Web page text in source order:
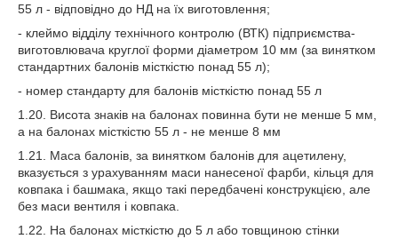
55 л - відповідно до НД на їх виготовлення;
- клеймо відділу технічного контролю (ВТК) підприємства-
виготовлювача круглої форми діаметром 10 мм (за винятком
стандартних балонів місткістю понад 55 л);
- номер стандарту для балонів місткістю понад 55 л
1.20. Висота знаків на балонах повинна бути не менше 5 мм,
а на балонах місткістю 55 л - не менше 8 мм
1.21. Маса балонів, за винятком балонів для ацетилену,
вказується з урахуванням маси нанесеної фарби, кільця для
ковпака і башмака, якщо такі передбачені конструкцією, але
без маси вентиля і ковпака.
1.22. На балонах місткістю до 5 л або товщиною стінки